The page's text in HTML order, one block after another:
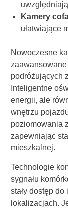
Kamery
ułatwiające
Nowoczesne
podróżujących
Inteligentne
energii, ale
wnętrzu
poziomowania
zapewniając
mieszkalnej.
Technologie
sygnału
stały dostęp do
lokalizacjach.